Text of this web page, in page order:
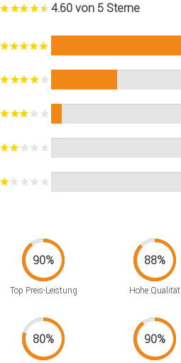
4.60 von 5 Sterne
Top Preis-Leistung Hohe Qualität